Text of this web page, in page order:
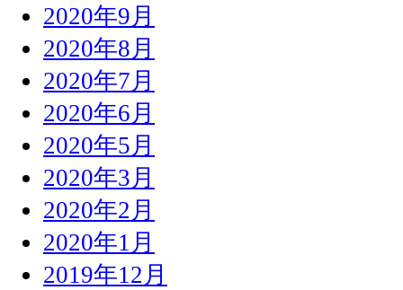
2020年9月
2020年8月
2020年7月
2020年6月
2020年5月
2020年3月
2020年2月
2020年1月
2019年12月